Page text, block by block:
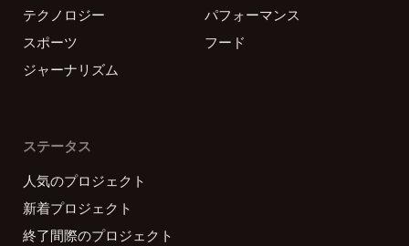
テクノロジー
パフォーマンス
スポーツ
フード
ジャーナリズム
ステータス
人気のプロジェクト
新着プロジェクト
終了間際のプロジェクト